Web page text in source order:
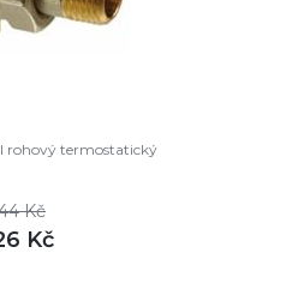
rohový termostatický
Kč
Kč